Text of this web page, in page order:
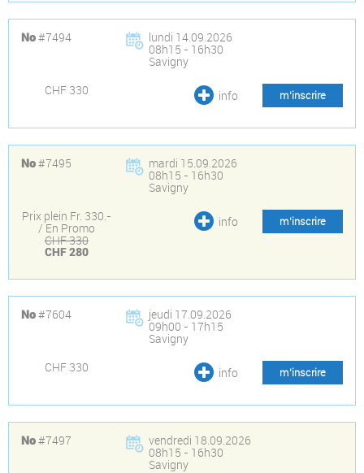
No#7494 lundi 14.09.2026
08h15 - 16h30
Savigny
CHF 330
info m’inscrire
No#7495 mardi 15.09.2026
08h15 - 16h30
Savigny
Prix plein Fr. 330.-
/ En Promo
CHF 330
CHF 280
info m’inscrire
No#7604 jeudi 17.09.2026
09h00 - 17h15
Savigny
CHF 330
info m’inscrire
No#7497 vendredi 18.09.2026
08h15 - 16h30
Savigny